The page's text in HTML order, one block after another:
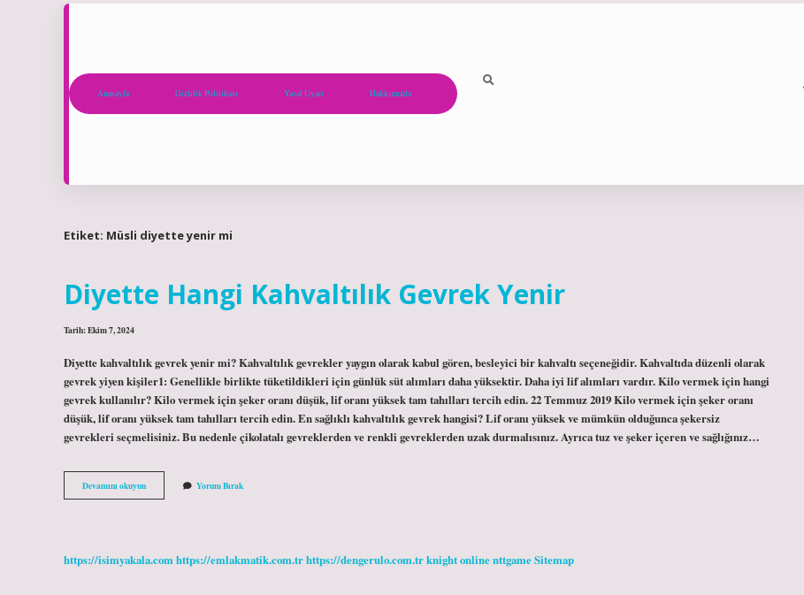
Anasayfa Gizlilik Politikası Yasal Uyarı Hakkımızda
Etiket: Müsli diyette yenir mi
Diyette Hangi Kahvaltılık Gevrek Yenir
Tarih: Ekim 7, 2024
Diyette kahvaltılık gevrek yenir mi? Kahvaltılık gevrekler yaygın olarak kabul gören, besleyici bir kahvaltı seçeneğidir. Kahvaltıda düzenli olarak
gevrek yiyen kişiler1: Genellikle birlikte tüketildikleri için günlük süt alımları daha yüksektir. Daha iyi lif alımları vardır. Kilo vermek için hangi
gevrek kullanılır? Kilo vermek için şeker oranı düşük, lif oranı yüksek tam tahılları tercih edin. 22 Temmuz 2019 Kilo vermek için şeker oranı
düşük, lif oranı yüksek tam tahılları tercih edin. En sağlıklı kahvaltılık gevrek hangisi? Lif oranı yüksek ve mümkün olduğunca şekersiz
gevrekleri seçmelisiniz. Bu nedenle çikolatalı gevreklerden ve renkli gevreklerden uzak durmalısınız. Ayrıca tuz ve şeker içeren ve sağlığınız…
Devamını okuyunDiyette
Hangi
Yorum Bırak
https://isimyakala.comhttps://emlakmatik.com.trhttps://dengerulo.com.trknight onlinenttgameSitemap